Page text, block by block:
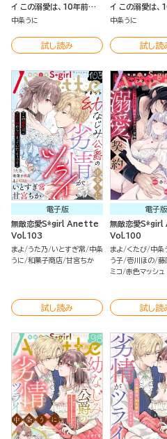
イ この溺愛は、10年前から
決まっていたようです （3）
中条うに
試し読み
イ この溺愛は、
決まっていたよう
中条うに
試し読
電子版
無敵恋愛S*girl Anette
Vol.103
まよ うた乃 いとすぎ常 中条
うに 和菓子商店 甘宮ちか
試し読み
電子版
無敵恋愛
Vol.100
まよ くたび 中条
う子 壱川ほの 藤
ミコ 赤色マッシュ
試し読